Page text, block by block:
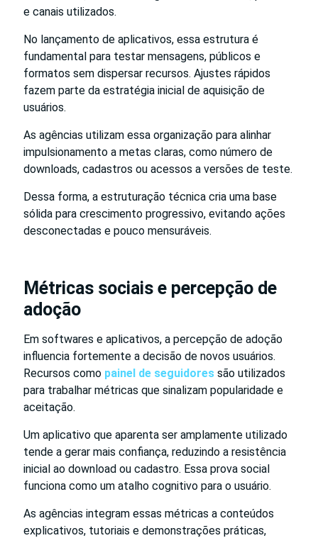
e canais utilizados.
No lançamento de aplicativos, essa estrutura é
fundamental para testar mensagens, públicos e
formatos sem dispersar recursos. Ajustes rápidos
fazem parte da estratégia inicial de aquisição de
usuários.
As agências utilizam essa organização para alinhar
impulsionamento a metas claras, como número de
downloads, cadastros ou acessos a versões de teste.
Dessa forma, a estruturação técnica cria uma base
sólida para crescimento progressivo, evitando ações
desconectadas e pouco mensuráveis.
Métricas sociais e percepção de
adoção
Em softwares e aplicativos, a percepção de adoção
influencia fortemente a decisão de novos usuários.
Recursos como painel de seguidores são utilizados
para trabalhar métricas que sinalizam popularidade e
aceitação.
Um aplicativo que aparenta ser amplamente utilizado
tende a gerar mais confiança, reduzindo a resistência
inicial ao download ou cadastro. Essa prova social
funciona como um atalho cognitivo para o usuário.
As agências integram essas métricas a conteúdos
explicativos, tutoriais e demonstrações práticas,